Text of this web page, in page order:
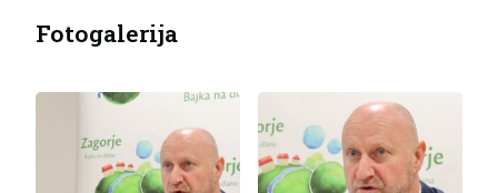
Fotogalerija